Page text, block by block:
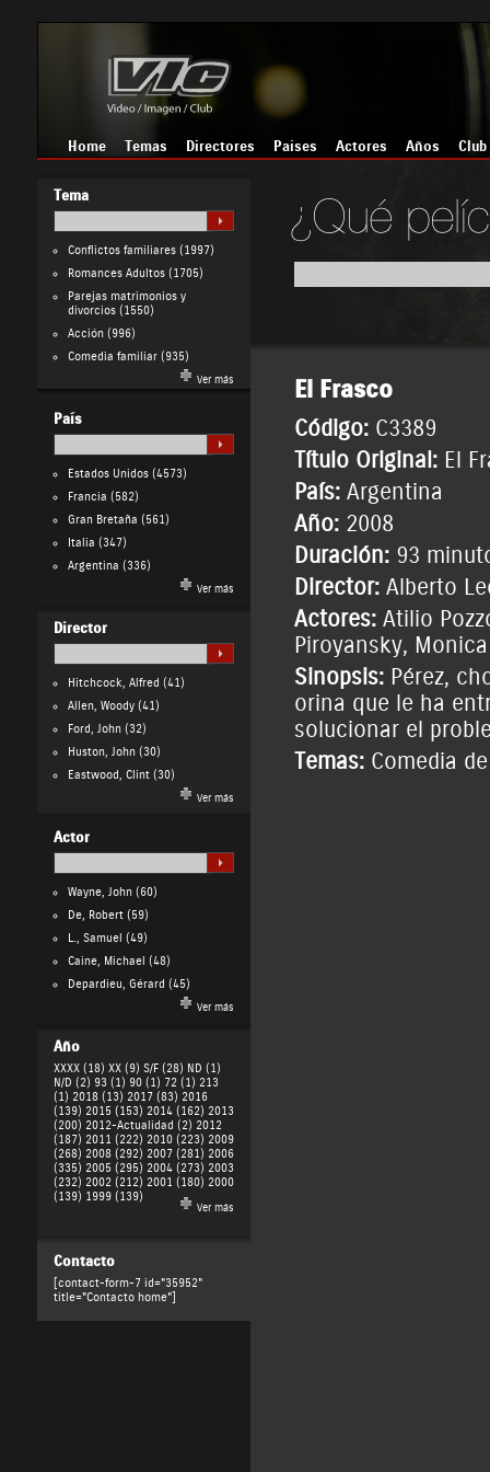
Home Temas Directores Países Actores Años Club
Tema
Conflictos familiares(1997)
Romances Adultos(1705)
Parejas matrimonios y
divorcios(1550)
Acción(996)
Comedia familiar(935)
Ver más
País
Estados Unidos(4573)
Francia (582)
Gran Bretaña (561)
Italia (347)
Argentina (336)
Ver más
Director
Hitchcock, Alfred (41)
Allen, Woody(41)
Ford, John(32)
Huston, John(30)
Eastwood, Clint(30)
Ver más
Actor
Wayne, John(60)
De, Robert(59)
L., Samuel (49)
Caine, Michael (48)
Depardieu, Gérard (45)
Ver más
Año
XXXX (18) XX (9) S/F (28) ND (1)
N/D (2) 93 (1) 90 (1) 72 (1) 213
(1) 2018 (13) 2017 (83) 2016
(139) 2015 (153) 2014 (162) 2013
(200) 2012-Actualidad (2) 2012
(187) 2011 (222) 2010 (223) 2009
(268) 2008 (292) 2007 (281) 2006
(335) 2005 (295) 2004 (273) 2003
(232) 2002 (212) 2001 (180) 2000
(139) 1999 (139)
Ver más
Contacto
[contact-form-7 id="35952"
title="Contacto home"]
El Frasco
Código: C3389
Título Original: El
País: Argentina
Año: 2008
Duración: 93
Director: Alberto
Actores: Atilio
Piroyansky,
Sinopsis:Pérez,
orina que le ha
solucionar el
Temas: Comedia